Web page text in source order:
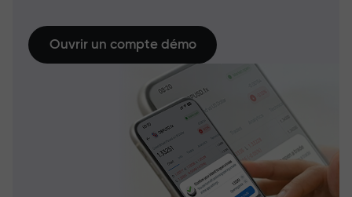
Ouvrir un compte démo